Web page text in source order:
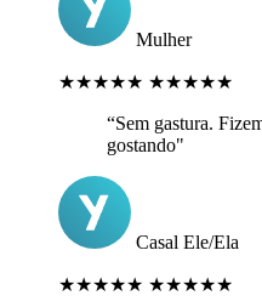
Mulher
★★★★★ ★★★★★
“Sem gastura.
gostando"
Casal Ele/Ela
★★★★★ ★★★★★